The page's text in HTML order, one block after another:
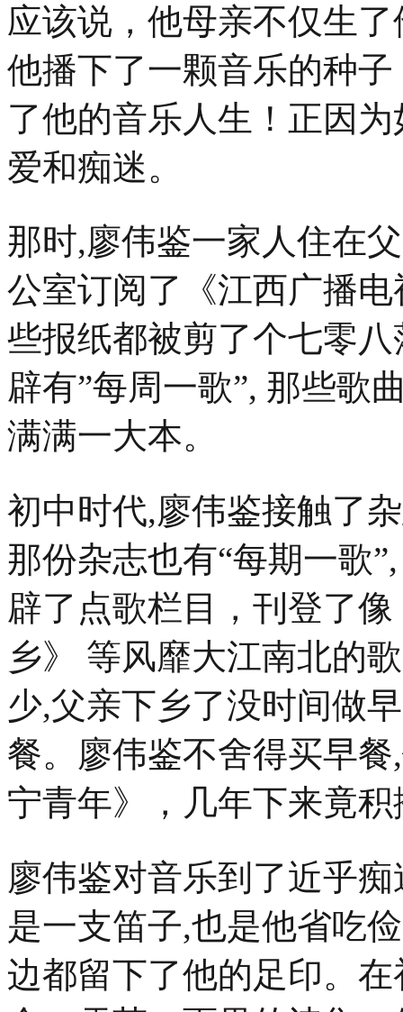
应该说，他母亲不仅生
他播下了一颗音乐的种
了他的音乐人生！正因
爱和痴迷。
那时,廖伟鉴一家人住在
公室订阅了《江西广播
些报纸都被剪了个七零
辟有”每周一歌”, 那些歌
满满一大本。
初中时代,廖伟鉴接触了
那份杂志也有“每期一歌
辟了点歌栏目，刊登了
乡》 等风靡大江南北的
少,父亲下乡了没时间做
餐。廖伟鉴不舍得买早
宁青年》，几年下来竟
廖伟鉴对音乐到了近乎
是一支笛子,也是他省吃
边都留下了他的足印。